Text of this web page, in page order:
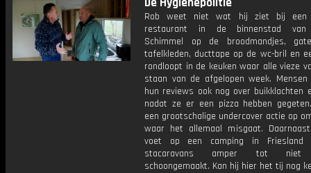
Rob weet niet wat hij ziet bij een
restaurant in de binnenstad van
Schimmel op de broodmandjes,
tafelkleden, ducttape op de wc-bril en
rondloopt in de keuken waar alle vieze
staan van de afgelopen week.
hun reviews ook nog over buikklachten
nadat ze er een pizza hebben
een grootschalige undercover actie op
waar het allemaal misgaat.
voet op een camping in Friesland
stacaravans amper tot niet
schoongemaakt. Kan hij hier het tij nog